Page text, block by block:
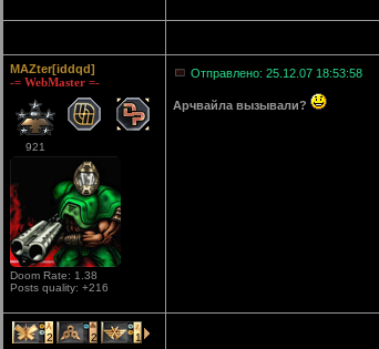
MAZter[iddqd]
-= WebMaster =-
921
Doom Rate: 1.38
Posts quality: +216
Отправлено: 25.12.07 18:53:58
Арчвайла вызывали?
2 2 1